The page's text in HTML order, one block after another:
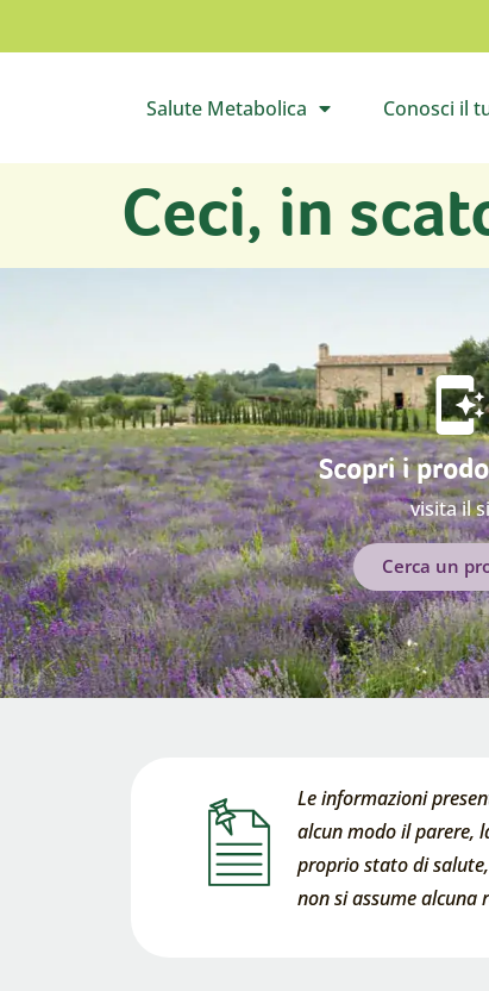
Apri il sottomenù
Salute Metabolica Conosci il
Ceci, in
Scopri i
visita il
Cerca un
Le informazioni
alcun modo il parere,
proprio stato di
non si assume